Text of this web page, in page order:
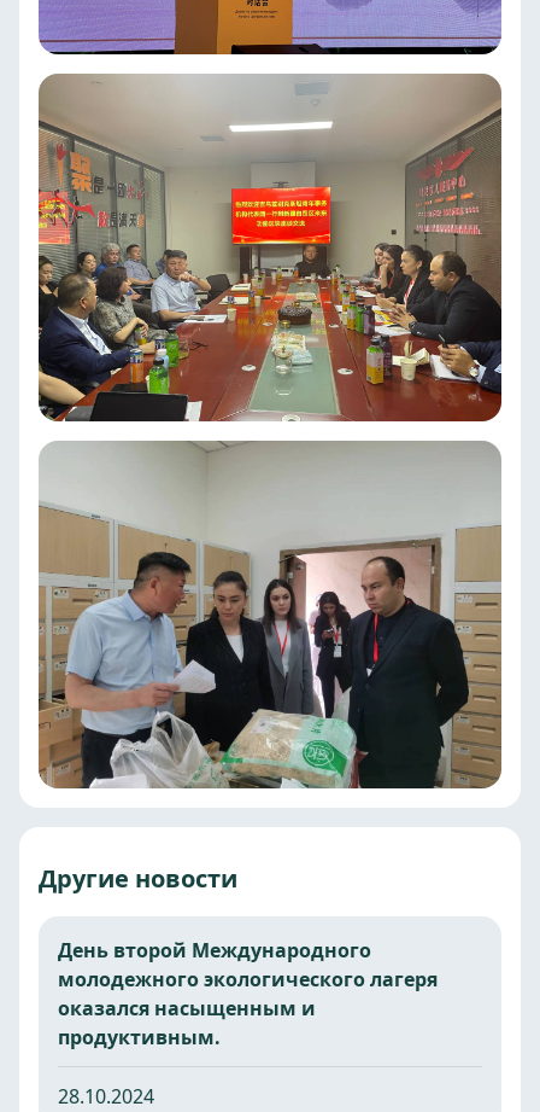
Другие новости
День второй Международного
молодежного экологического лагеря
оказался насыщенным и
продуктивным.
28.10.2024